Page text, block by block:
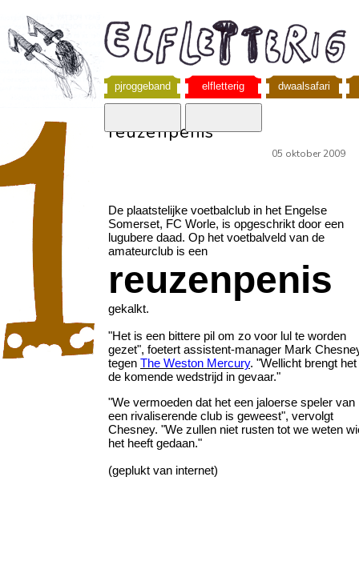
pjroggeband elfletterig dwaalsafari
reuzenpenis
05 oktober 2009
De plaatstelijke voetbalclub in het Engelse
Somerset, FC Worle, is opgeschrikt door een
lugubere daad. Op het voetbalveld van de
amateurclub is een
reuzenpenis
gekalkt.
"Het is een bittere pil om zo voor lul te worden
gezet", foetert assistent-manager Mark
tegen The Weston Mercury. "Wellicht brengt het
de komende wedstrijd in gevaar."
"We vermoeden dat het een jaloerse speler van
een rivaliserende club is geweest", vervolgt
Chesney. "We zullen niet rusten tot we weten
het heeft gedaan."
(geplukt van internet)